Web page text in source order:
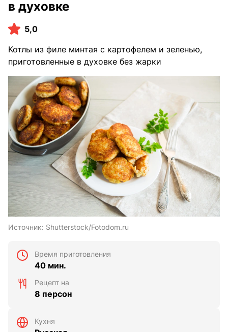
в духовке
5,0
Котлы из филе минтая с картофелем и зеленью,
приготовленные в духовке без жарки
Источник: Shutterstock/Fotodom.ru
Время приготовления
40 мин.
Рецепт на
8 персон
Кухня